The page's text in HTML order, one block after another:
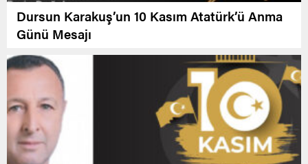
Dursun Karakuş’un 10 Kasım Atatürk’ü Anma
Günü Mesajı